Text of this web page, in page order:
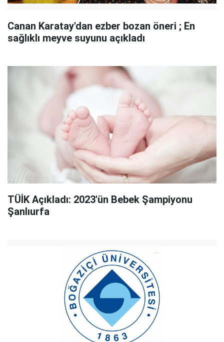
Canan Karatay'dan ezber bozan öneri ; En
sağlıklı meyve suyunu açıkladı
TÜİK Açıkladı: 2023'ün Bebek Şampiyonu
Şanlıurfa